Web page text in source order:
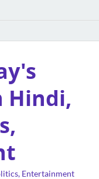
Hindi,
Entertainment